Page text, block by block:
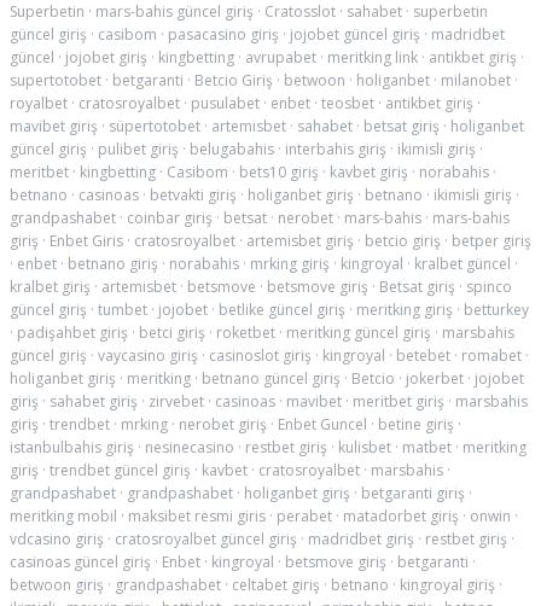
Superbetin · mars-bahis güncel giriş · Cratosslot · sahabet · superbetin
güncel giriş · casibom · pasacasino giriş · jojobet güncel giriş · madridbet
güncel · jojobet giriş · kingbetting · avrupabet · meritking link · antikbet giriş ·
supertotobet · betgaranti · Betcio Giriş · betwoon · holiganbet · milanobet ·
royalbet · cratosroyalbet · pusulabet · enbet · teosbet · antikbet giriş ·
mavibet giriş · süpertotobet · artemisbet · sahabet · betsat giriş · holiganbet
güncel giriş · pulibet giriş · belugabahis · interbahis giriş · ikimisli giriş ·
meritbet · kingbetting · Casibom · bets10 giriş · kavbet giriş · norabahis ·
betnano · casinoas · betvakti giriş · holiganbet giriş · betnano · ikimisli giriş ·
grandpashabet · coinbar giriş · betsat · nerobet · mars-bahis · mars-bahis
giriş · Enbet Giris · cratosroyalbet · artemisbet giriş · betcio giriş · betper giriş
· enbet · betnano giriş · norabahis · mrking giriş · kingroyal · kralbet güncel ·
kralbet giriş · artemisbet · betsmove · betsmove giriş · Betsat giriş · spinco
güncel giriş · tumbet · jojobet · betlike güncel giriş · meritking giriş · betturkey
· padişahbet giriş · betci giriş · roketbet · meritking güncel giriş · marsbahis
güncel giriş · vaycasino giriş · casinoslot giriş · kingroyal · betebet · romabet ·
holiganbet giriş · meritking · betnano güncel giriş · Betcio · jokerbet · jojobet
giriş · sahabet giriş · zirvebet · casinoas · mavibet · meritbet giriş · marsbahis
giriş · trendbet · mrking · nerobet giriş · Enbet Guncel · betine giriş ·
istanbulbahis giriş · nesinecasino · restbet giriş · kulisbet · matbet · meritking
giriş · trendbet güncel giriş · kavbet · cratosroyalbet · marsbahis ·
grandpashabet · grandpashabet · holiganbet giriş · betgaranti giriş ·
meritking mobil · maksibet resmi giris · perabet · matadorbet giriş · onwin ·
vdcasino giriş · cratosroyalbet güncel giriş · madridbet giriş · restbet giriş ·
casinoas güncel giriş · Enbet · kingroyal · betsmove giriş · betgaranti ·
betwoon giriş · grandpashabet · celtabet giriş · betnano · kingroyal giriş ·